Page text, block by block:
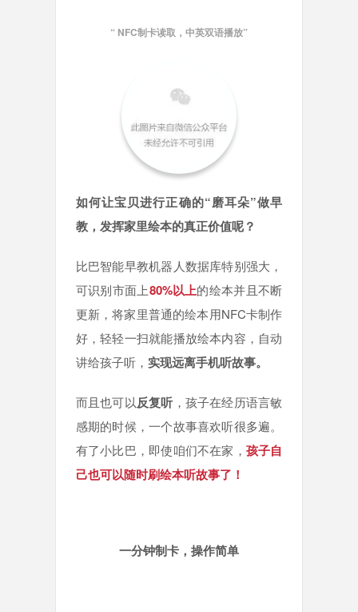
“ NFC制卡读取，中英双语播放”
如何让宝贝进行正确的“磨耳朵”做早
教，发挥家里绘本的真正价值呢？
比巴智能早教机器人数据库特别强大，
可识别市面上80%以上的绘本并且不断
更新，将家里普通的绘本用NFC卡制作
好，轻轻一扫就能播放绘本内容，自动
讲给孩子听， 实现远离手机听故事。
而且也可以反复听 ，孩子在经历语言敏
感期的时候，一个故事喜欢听很多遍。
有了小比巴，即使咱们不在家， 孩子自
己也可以随时刷绘本听故事了！
一分钟制卡，操作简单